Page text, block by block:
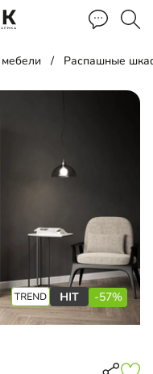
мебели Распашные
-57%